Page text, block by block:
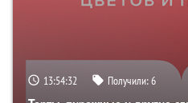
13:54:31 Получили:6